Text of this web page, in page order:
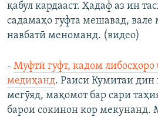
қабул кардааст. Ҳадаф аз ин
садамаҳо гуфта мешавад,
навбатӣ меноманд. (видео)
- Муфтӣ гуфт, кадом либосҳоро
медиҳанд. Раиси Кумитаи дин
мегӯяд, мақомот бар сари
барои сокинон кор мекунанд.